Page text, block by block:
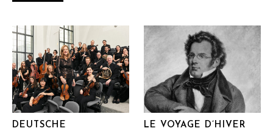
DEUTSCHE
LE VOYAGE D’HIVER